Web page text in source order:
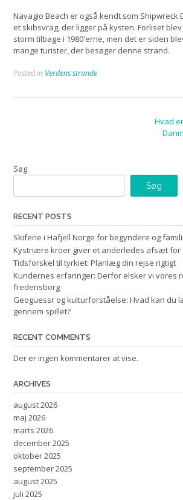
Navagio Beach er også kendt som Shipwreck
et skibsvrag, der ligger på kysten. Forliset
storm tilbage i 1980'erne, men det er siden
mange turister, der besøger denne strand.
Posted in Verdens strande
Hvad
Søg
Søg
RECENT POSTS
Skiferie i Hafjell Norge for begyndere og
Kystnære kroer giver et anderledes afsæt for
Tidsforskel til tyrkiet: Planlæg din rejse rigtigt
Kundernes erfaringer: Derfor elsker vi vores
fredensborg
Geoguessr og kulturforståelse: Hvad kan du
gennem spillet?
RECENT COMMENTS
Der er ingen kommentarer at vise.
ARCHIVES
august 2026
maj 2026
marts 2026
december 2025
oktober 2025
september 2025
august 2025
juli 2025